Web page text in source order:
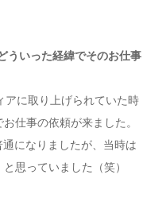
いった経緯でそのお仕事
アに取り上げられていた時
仕事の依頼が来ました。
になりましたが、当時は
思っていました（笑）